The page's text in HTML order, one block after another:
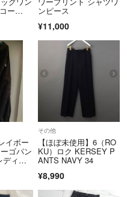
ー ンピース
¥11,000
イボー
ゴパン
ディー
その他
【ほぼ未使用】6（RO
KU）ロク KERSEY P
ANTS NAVY 34
¥8,990